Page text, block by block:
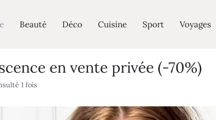
Beauté Déco Cuisine Sport Voyages
en vente privée (-70%)
1 fois